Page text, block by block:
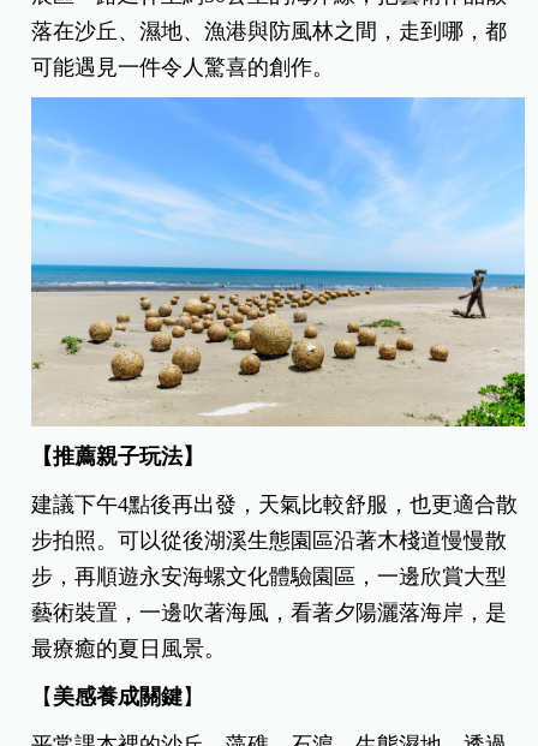
落在沙丘、濕地、漁港與防風林之間，走到哪，都
可能遇見一件令人驚喜的創作。
【推薦親子玩法】
建議下午4點後再出發，天氣比較舒服，也更適合散
步拍照。可以從後湖溪生態園區沿著木棧道慢慢散
步，再順遊永安海螺文化體驗園區，一邊欣賞大型
藝術裝置，一邊吹著海風，看著夕陽灑落海岸，是
最療癒的夏日風景。
【 美感養成關鍵】